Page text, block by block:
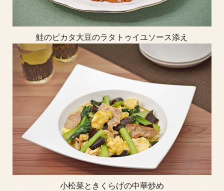
鮭のピカタ大豆のラタトゥイユソース添え
小松菜ときくらげの中華炒め